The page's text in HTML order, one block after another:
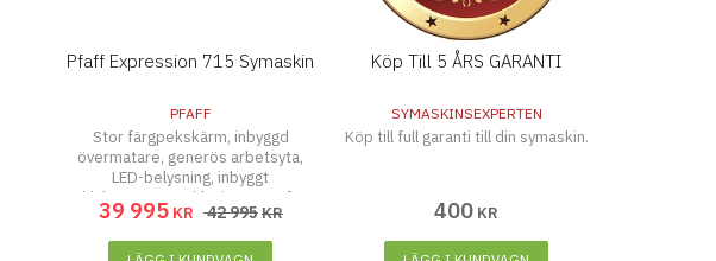
Pfaff Expression 715 Symaskin
PFAFF
Stor färgpekskärm, inbyggd
övermatare, generös arbetsyta,
LED-belysning, inbyggt
hjälpsystem, exklusiva PFAFF®-
tekniker mm
39 995 KR 42 995KR
Köp Till 5 ÅRS GARANTI
SYMASKINSEXPERTEN
Köp till full garanti till din symaskin.
400 KR